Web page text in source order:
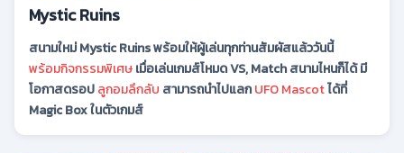
Mystic Ruins
สนามใหม่ Mystic Ruins พร้อมให้ผู้เล่นทุกท่านสัมผัสแล้ววันนี้
พร้อมกิจกรรมพิเศษเมื่อเล่นเกมส์โหมด VS, Match สนามไหนก็ได้ มี
โอกาสดรอปลูกอมลึกลับ สามารถนำไปแลกUFO Mascotได้ที่
Magic Box ในตัวเกมส์